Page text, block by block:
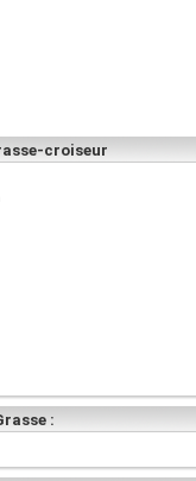
croiseur
: